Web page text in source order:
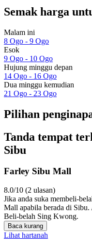
Semak harga
Malam ini
8 Ogo - 9 Ogo
Esok
9 Ogo - 10 Ogo
Hujung minggu depan
14 Ogo - 16 Ogo
Dua minggu kemudian
21 Ogo - 23 Ogo
Pilihan
Tanda tempat
Sibu
Farley Sibu Mall
8.0/10 (2 ulasan)
Jika anda suka membeli-
Mall apabila berada di
Beli-belah Sing Kwong.
Baca kurang
Lihat hartanah